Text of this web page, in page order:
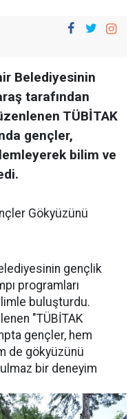
Belediyesinin
tarafından
TÜBİTAK
gençler,
bilim ve
Gökyüzünü
gençlik
programları
buluşturdu.
"TÜBİTAK
gençler, hem
de gökyüzünü
bir deneyim